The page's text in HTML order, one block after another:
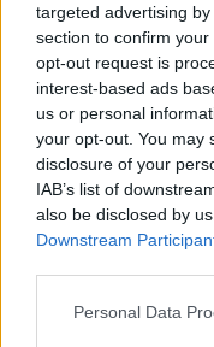
targeted advertising
section to confirm
opt-out request is
interest-based ads
us or personal
your opt-out. You may
disclosure of your
IAB’s list of
also be disclosed by
Downstream
Personal Data
Medicijnen met
Anticonceptie - overig